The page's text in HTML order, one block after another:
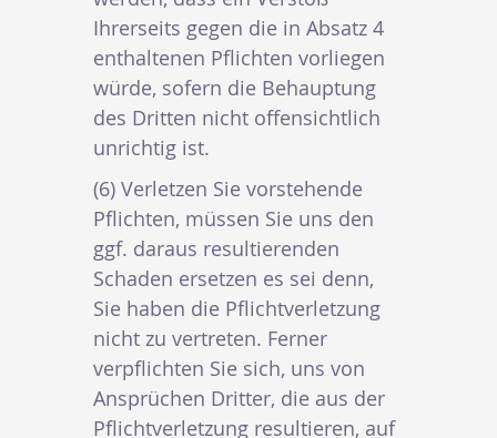
Ihrerseits gegen die in Absatz 4
enthaltenen Pflichten vorliegen
würde, sofern die Behauptung
des Dritten nicht offensichtlich
unrichtig ist.
(6) Verletzen Sie vorstehende
Pflichten, müssen Sie uns den
ggf. daraus resultierenden
Schaden ersetzen es sei denn,
Sie haben die Pflichtverletzung
nicht zu vertreten. Ferner
verpflichten Sie sich, uns von
Ansprüchen Dritter, die aus der
Pflichtverletzung resultieren, auf